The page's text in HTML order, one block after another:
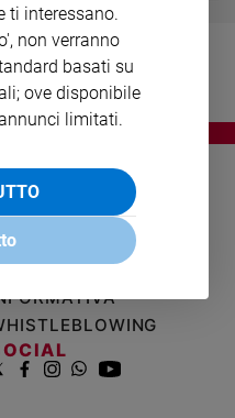
LEGALI
POLICY
ti interessano.
non verranno
basati su
ove disponibile
limitati.